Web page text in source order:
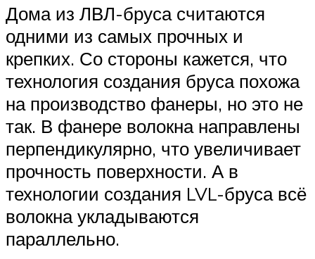
Дома из ЛВЛ-бруса считаются
одними из самых прочных и
крепких. Со стороны кажется, что
технология создания бруса похожа
на производство фанеры, но это не
так. В фанере волокна направлены
перпендикулярно, что увеличивает
прочность поверхности. А в
технологии создания LVL-бруса всё
волокна укладываются
параллельно.